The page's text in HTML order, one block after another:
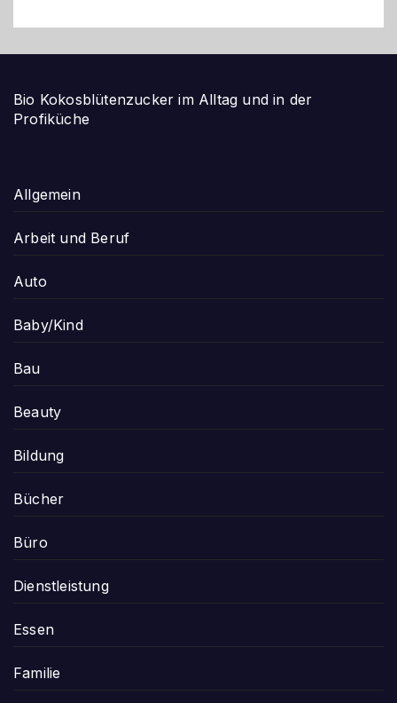
Bio Kokosblütenzucker im Alltag und in der
Profiküche
Allgemein
Arbeit und Beruf
Auto
Baby/Kind
Bau
Beauty
Bildung
Bücher
Büro
Dienstleistung
Essen
Familie